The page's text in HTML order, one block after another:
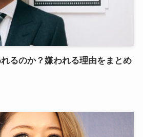
るのか？嫌われる理由をまとめ